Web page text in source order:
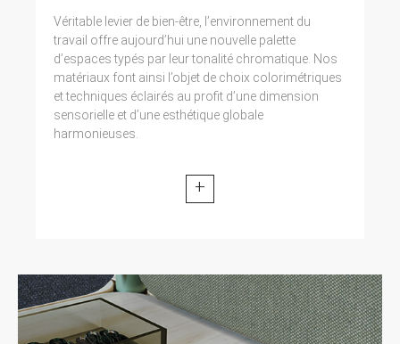
Véritable levier de bien-être, l’environnement du
travail offre aujourd’hui une nouvelle palette
d’espaces typés par leur tonalité chromatique. Nos
matériaux font ainsi l’objet de choix colorimétriques
et techniques éclairés au profit d’une dimension
sensorielle et d’une esthétique globale
harmonieuses.
+